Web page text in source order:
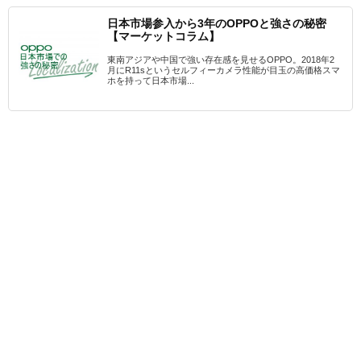
日本市場参入から3年のOPPOと強さの秘密
【マーケットコラム】
東南アジアや中国で強い存在感を見せるOPPO。2018年2
月にR11sというセルフィーカメラ性能が目玉の高価格スマ
ホを持って日本市場...